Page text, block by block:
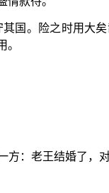
国。险之时用大
。
方：老王结婚了，